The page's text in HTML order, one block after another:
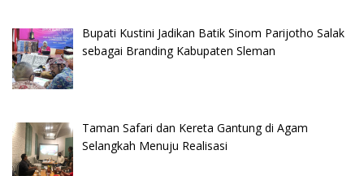
Bupati Kustini Jadikan Batik Sinom Parijotho Salak
sebagai Branding Kabupaten Sleman
Taman Safari dan Kereta Gantung di Agam
Selangkah Menuju Realisasi